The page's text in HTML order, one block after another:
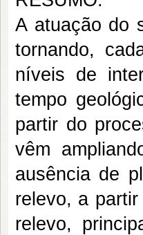
A atuação do
tornando,
níveis de
tempo
partir do
vêm
ausência de
relevo, a
relevo,